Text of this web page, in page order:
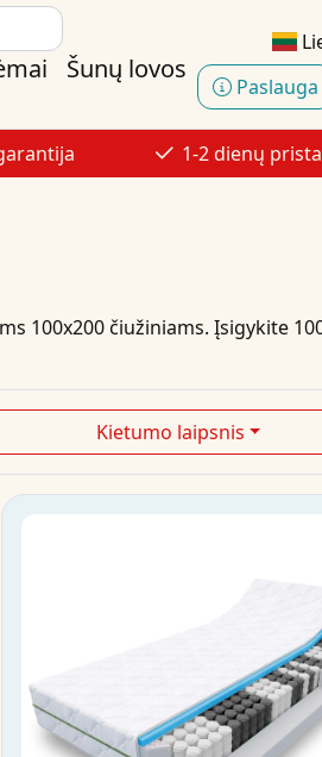
Paslauga
Šunų lovos
1-2 dienų
100x200čiužiniams. Įsigykite
Kietumo laipsnis